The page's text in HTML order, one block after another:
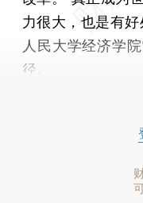
力很大，也是有
人民大学经济学
径。